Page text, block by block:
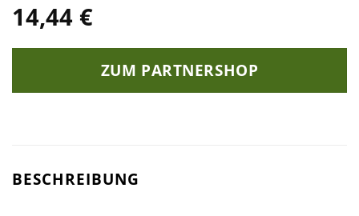
14,44 €
ZUM PARTNERSHOP
BESCHREIBUNG